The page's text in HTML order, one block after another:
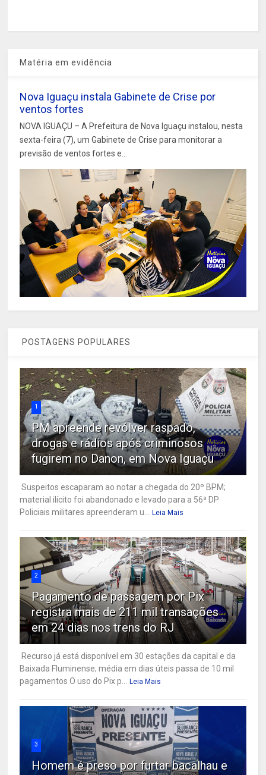
Matéria em evidência
Nova Iguaçu instala Gabinete de Crise por
ventos fortes
NOVA IGUAÇU – A Prefeitura de Nova Iguaçu instalou, nesta
sexta-feira (7), um Gabinete de Crise para monitorar a
previsão de ventos fortes e...
POSTAGENS POPULARES
1
PM apreende revólver raspado,
drogas e rádios após criminosos
fugirem no Danon, em Nova Iguaçu
Suspeitos escaparam ao notar a chegada do 20º BPM;
material ilícito foi abandonado e levado para a 56ª DP
Policiais militares apreenderam u...
Leia Mais
2
Pagamento de passagem por Pix
registra mais de 211 mil transações
em 24 dias nos trens do RJ
Recurso já está disponível em 30 estações da capital e da
Baixada Fluminense; média em dias úteis passa de 10 mil
pagamentos O uso do Pix p...
Leia Mais
3
Homem é preso por furtar bacalhau e